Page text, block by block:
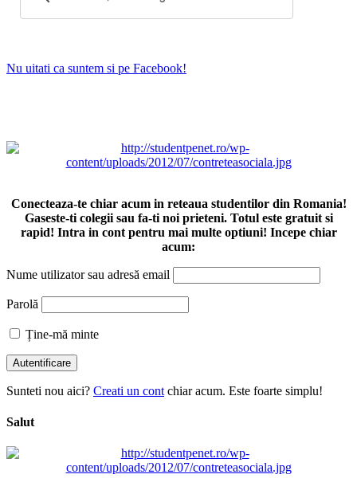
Nu uitati ca suntem si pe Facebook!
Conecteaza-te chiar acum in reteaua studentilor din Romania!
Gaseste-ti colegii sau fa-ti noi prieteni. Totul este gratuit si
rapid! Intra in cont pentru mai multe optiuni! Incepe chiar
acum:
Nume utilizator sau adresă email
Parolă
Ține-mă minte
Sunteti nou aici? Creati un cont chiar acum. Este foarte simplu!
Salut